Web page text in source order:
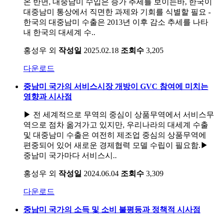
온 반면, 대중남미 수입은 증가 추세를 보이는바, 한국이
대중남미 통상에서 직면한 과제와 기회를 식별할 필요 -
한국의 대중남미 수출은 2013년 이후 감소 추세를 나타
내 한국의 대세계 수..
홍성우 외 작성일 2025.02.18 조회수 3,205
다운로드
중남미 국가의 서비스시장 개방이 GVC 참여에 미치는
영향과 시사점
▶ 전 세계적으로 무역의 중심이 상품무역에서 서비스무
역으로 점차 옮겨가고 있지만, 우리나라의 대세계 수출
및 대중남미 수출은 여전히 제조업 중심의 상품무역에
편중되어 있어 새로운 경제협력 모델 수립이 필요함.▶
중남미 국가마다 서비스시..
홍성우 외 작성일 2024.06.04 조회수 3,309
다운로드
중남미 국가의 소득 및 소비 불평등과 정책적 시사점